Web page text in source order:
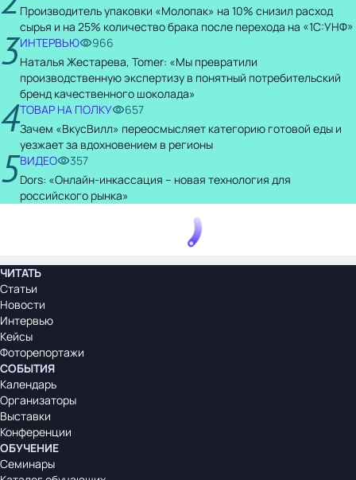
Производитель упаковки «Молопак» на 10% снизил расход
сырья и на 25% количество брака после перехода на «1С:УНФ»
3ИНТЕРВЬЮ
966
Наталья Жестарева, Tomer: «Мы превратили
производственную экспертизу в понятный потребительский
бренд качественного шоколада»
4ТОВАР НА ПОЛКУ
657
Зачем «ВкусВилл» переосмысляет категорию готовой еды и
уезжает за вдохновением в регионы
5ВИДЕО
357
Dors: «Онлайн-инкассация – новая технология для
российского рынка»
ЧИТАТЬ
Статьи
Новости
Интервью
Кейсы
Фоторепортажи
СОБЫТИЯ
Календарь
Организаторы
Выставки
Конференции
ОБУЧЕНИЕ
Семинары